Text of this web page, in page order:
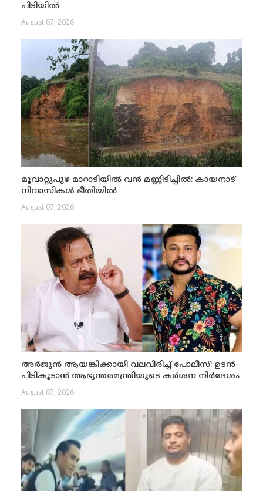
പിടിയിൽ
August 07, 2026
മൂവാറ്റുപുഴ മാറാടിയിൽ വൻ മണ്ണിടിച്ചിൽ: കായനാട്
നിവാസികൾ ഭീതിയിൽ
August 07, 2026
അർജുൻ ആയങ്കിക്കായി വലവിരിച്ച് പോലീസ്: ഉടൻ
പിടികൂടാൻ ആഭ്യന്തരമന്ത്രിയുടെ കർശന നിർദേശം
August 07, 2026